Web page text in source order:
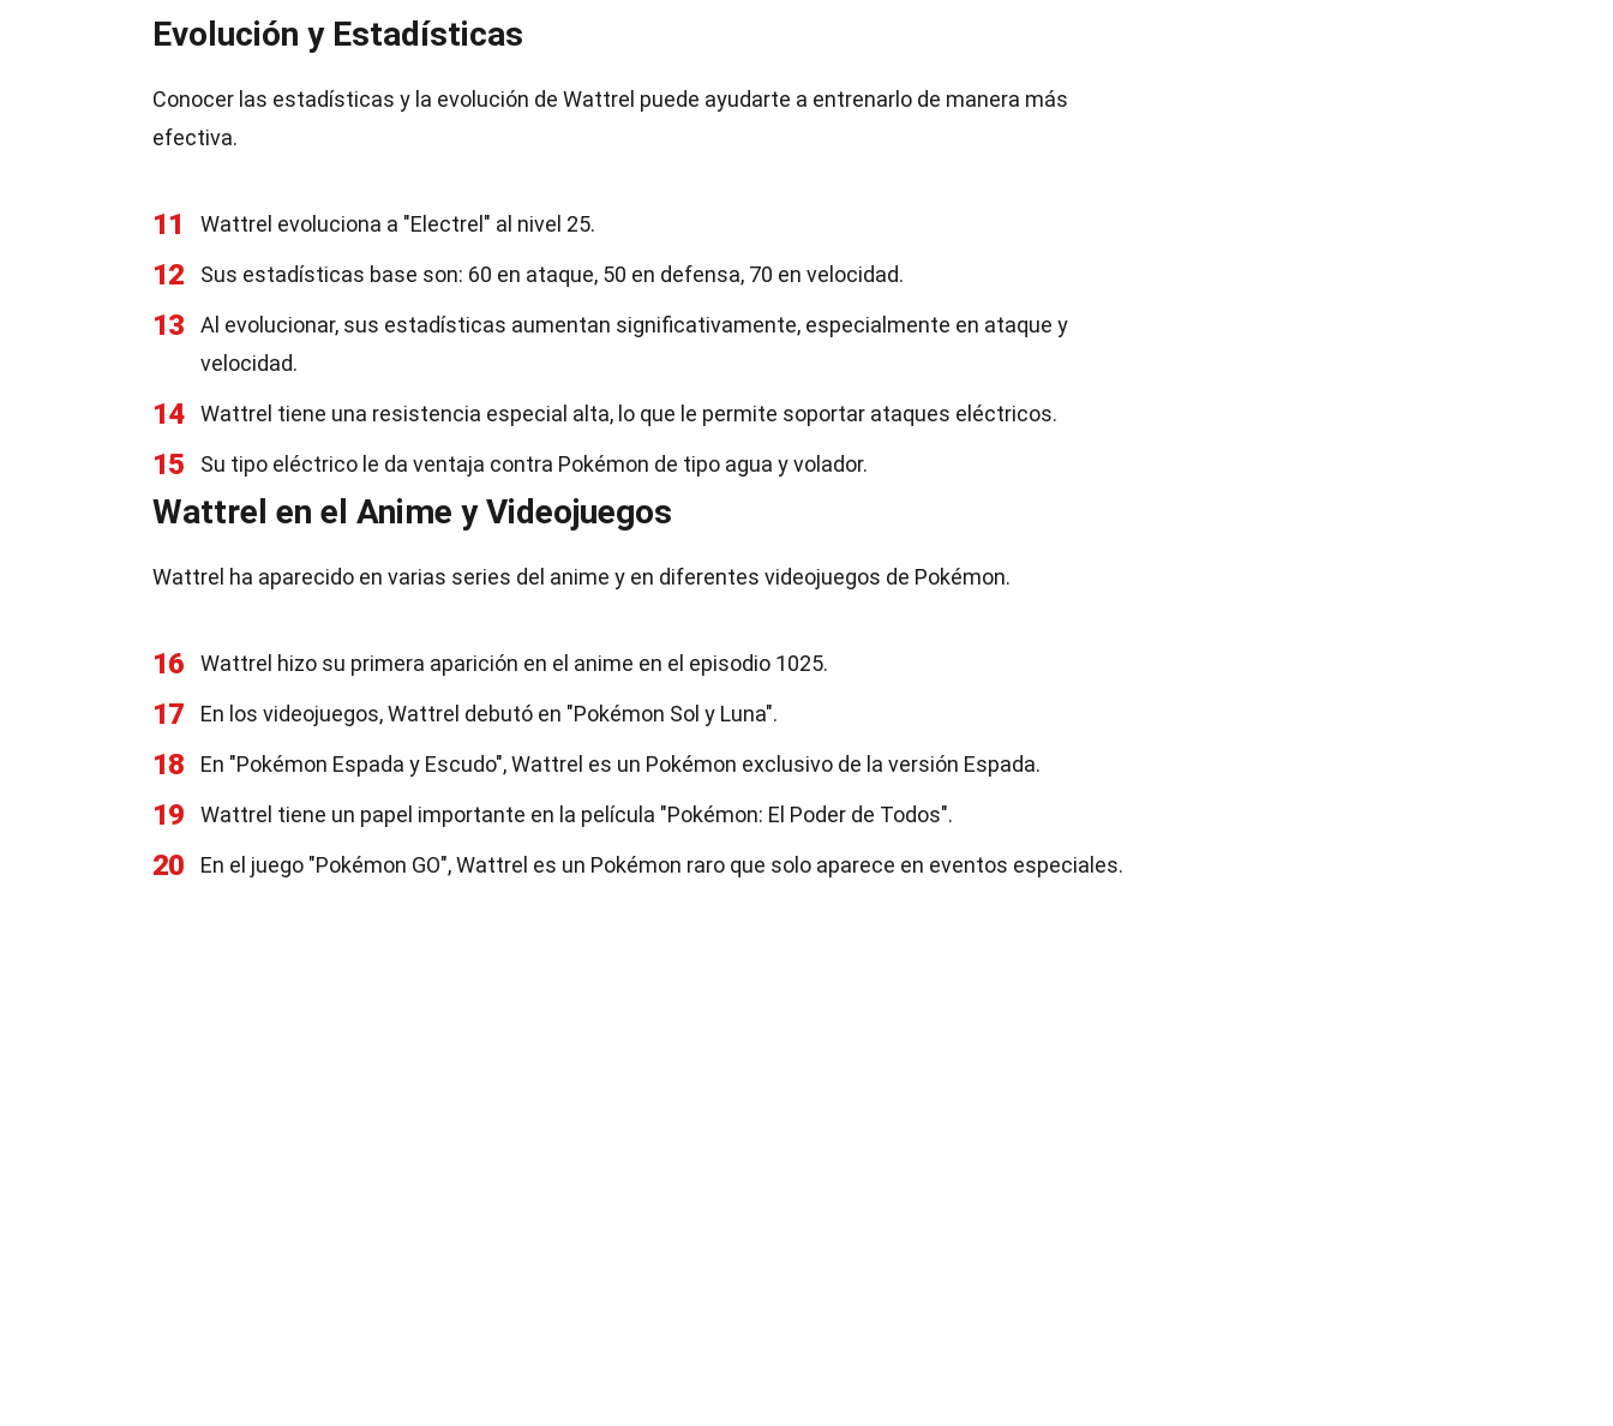
Evolución y Estadísticas
Conocer las estadísticas y la evolución de Wattrel puede ayudarte a entrenarlo de manera más
efectiva.
11 Wattrel evoluciona a "Electrel" al nivel 25.
12 Sus estadísticas base son: 60 en ataque, 50 en defensa, 70 en velocidad.
13
Al evolucionar, sus estadísticas aumentan significativamente, especialmente en ataque y
velocidad.
14 Wattrel tiene una resistencia especial alta, lo que le permite soportar ataques eléctricos.
15 Su tipo eléctrico le da ventaja contra Pokémon de tipo agua y volador.
Wattrel en el Anime y Videojuegos
Wattrel ha aparecido en varias series del anime y en diferentes videojuegos de Pokémon.
16 Wattrel hizo su primera aparición en el anime en el episodio 1025.
17 En los videojuegos, Wattrel debutó en "Pokémon Sol y Luna".
18 En "Pokémon Espada y Escudo", Wattrel es un Pokémon exclusivo de la versión Espada.
19 Wattrel tiene un papel importante en la película "Pokémon: El Poder de Todos".
20 En el juego "Pokémon GO", Wattrel es un Pokémon raro que solo aparece en eventos especiales.